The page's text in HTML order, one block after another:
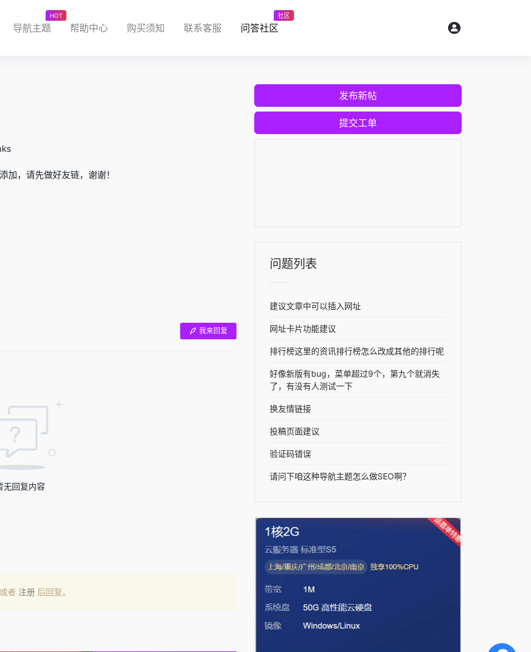
导航主题
HOT
帮助中心 购买须知 联系客服 问答社区
社区
加，请先做好友链，谢谢！
我来回复
无回复内容
者 注册 后回复。
发布新帖
提交工单
问题列表
建议文章中可以插入网址
网址卡片功能建议
排行榜这里的资讯排行榜怎么改成其他的排行呢
好像新版有bug，菜单超过9个，第九个就消失
了，有没有人测试一下
换友情链接
投稿页面建议
验证码错误
请问下咱这种导航主题怎么做SEO啊？